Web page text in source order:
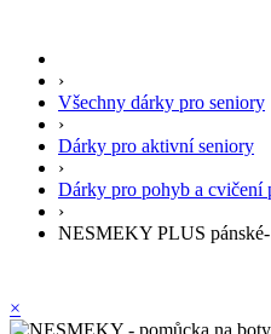
›
Všechny dárky pro seniory
›
Dárky pro aktivní seniory
›
Dárky pro pohyb a cvičení
›
NESMEKY PLUS
×